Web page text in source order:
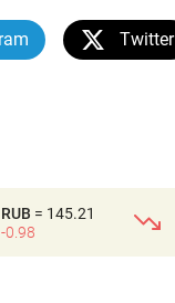
Twitter
RUB = 145.21
-0.98